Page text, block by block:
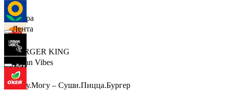
7 утра
BURGER KING
Хочу.Могу – Суши.Пицца.Бургер
Лента
Urban Vibes